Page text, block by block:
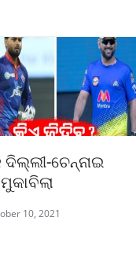
ଚେନ୍ନାଇ
10, 2021